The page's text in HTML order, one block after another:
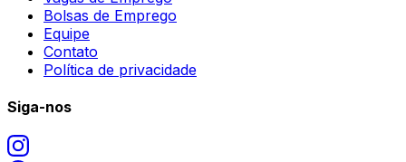
Bolsas de Emprego
Equipe
Contato
Política de privacidade
Siga-nos